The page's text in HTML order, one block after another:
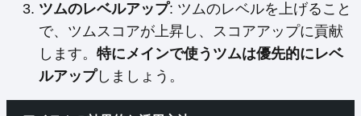
ツムのレベルアップ: ツムのレベルを上げること
で、ツムスコアが上昇し、スコアアップに貢献
します。 特にメインで使うツムは優先的にレベ
ルアップしましょう。